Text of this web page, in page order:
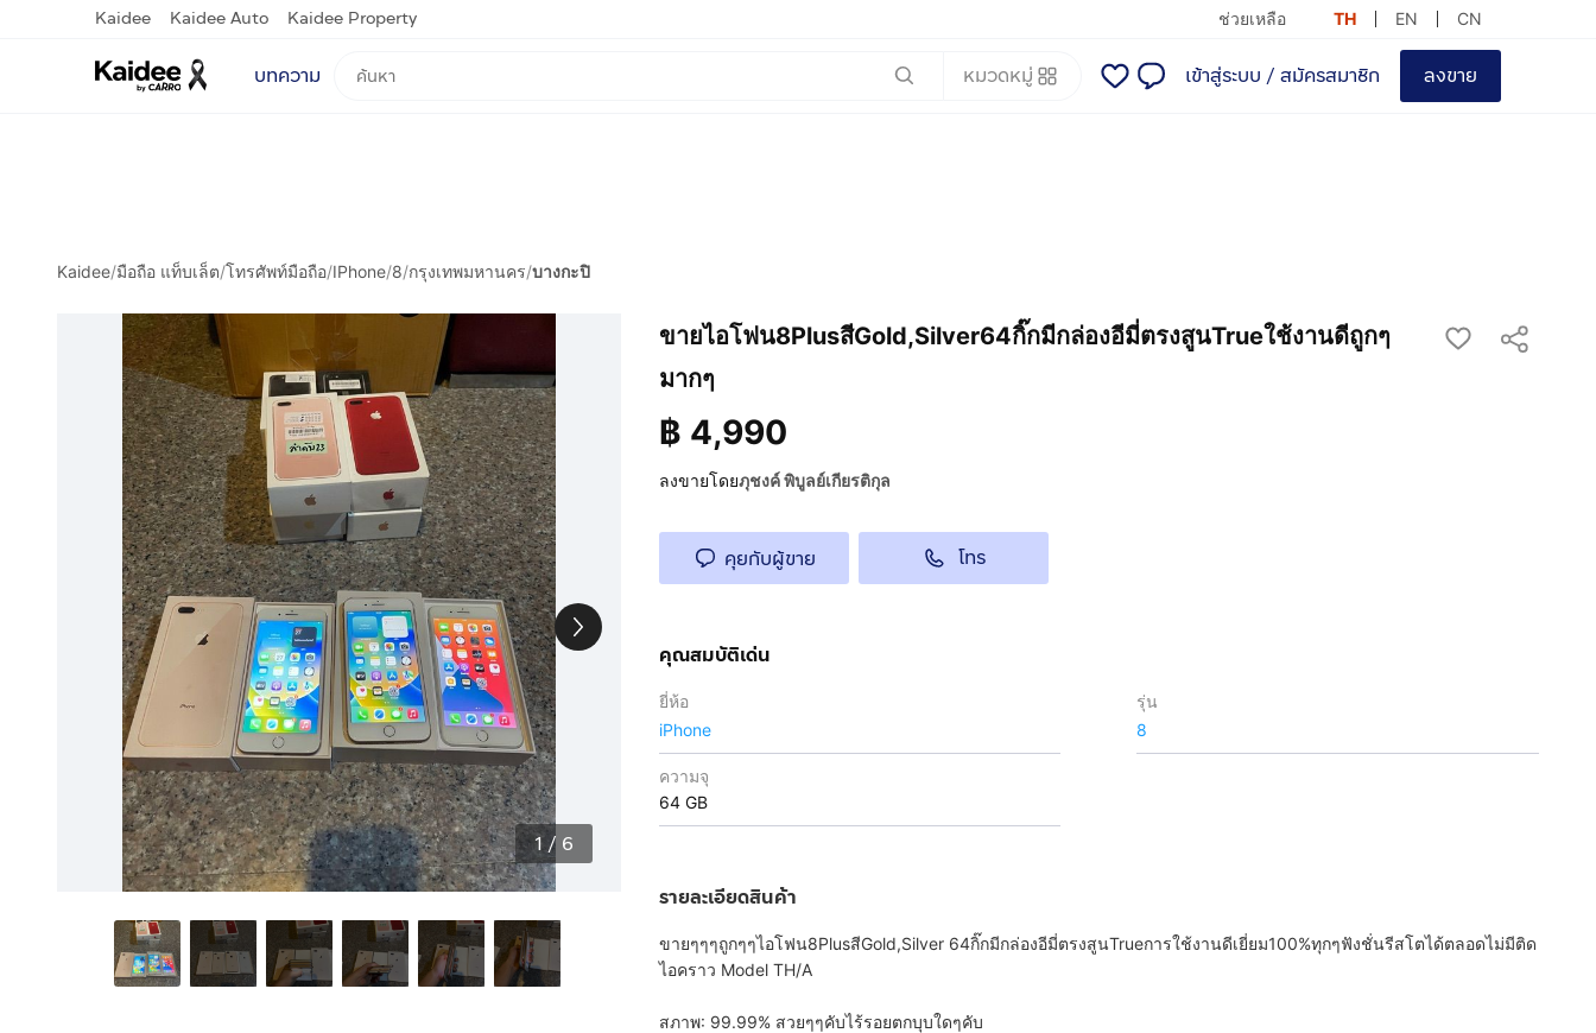
Kaidee Kaidee Auto Kaidee Property ช่วยเหลือ TH EN CN
บทความ หมวดหมู่ เข้าสู่ระบบ / สมัครสมาชิก ลงขาย
Kaidee/มือถือ แท็บเล็ต/โทรศัพท์มือถือ/IPhone/8/กรุงเทพมหานคร/บางกะปิ
1/ 6
ขายไอโฟน8PlusสีGold,Silver64กิ๊กมีกล่องอีมี่ตรงสูนTrueใช้งานดีถูกๆ
มากๆ
฿ 4,990
ลงขายโดยภุชงค์ พิบูลย์เกียรติกุล
คุยกับผู้ขาย โทร
คุณสมบัติเด่น
ยี่ห้อ
iPhone
รุ่น
8
ความจุ
64 GB
รายละเอียดสินค้า
ขายๆๆๆถูกๆๆไอโฟน8PlusสีGold,Silver 64กิ๊กมีกล่องอีมี่ตรงสูนTrueการใช้งานดีเยี่ยม100%ทุกๆฟังชั่นรีสโตได้ตลอดไม่มีติด
ไอคราว Model TH/A
สภาพ: 99.99% สวยๆๆคับไร้รอยตกบุบใดๆคับ